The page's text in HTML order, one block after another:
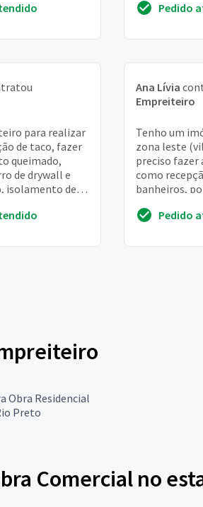
pequenaPedido
para realizar
de taco, fazer
queimado,
de drywall e
isolamento de
Ana Lívia
Empreiteiro
Tenho um
zona leste
preciso fazer
como
banheiros,
entre outros.
Pedido
Obra Residencial
Preto
Comercial no